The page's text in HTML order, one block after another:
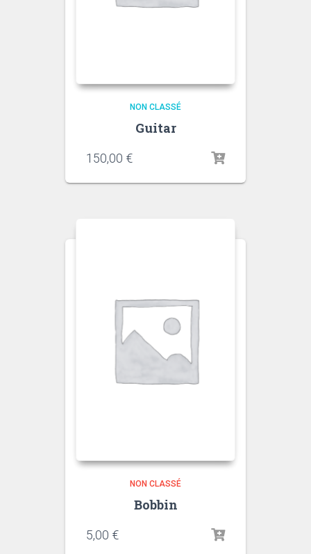
NON CLASSÉ
Guitar
150,00 €
NON CLASSÉ
Bobbin
5,00 €